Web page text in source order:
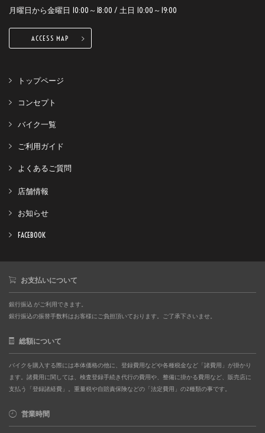
月曜日から金曜日 10:00～18:00 / 土日 10:00～19:00
ACCESS MAP
トップページ
コンセプト
バイク一覧
ご利用ガイド
よくあるご質問
店舗情報
お知らせ
FACEBOOK
お支払いについて
銀行振込 がご利用できます。
銀行振込の振替手数料はお客様にご負担頂いております。ご了承下さいませ。
総額について
バイクを購入する際には本体価格の他に、登録費用などや各種税金など「諸費用」が掛かり
ます。諸費用に関しては、検査登録手続き代行の費用や、整備に掛かる費用など、販売店に
支払う「登録諸経費」。重量税や自賠責保険などの「法定費用」の2種類の事です。
営業時間